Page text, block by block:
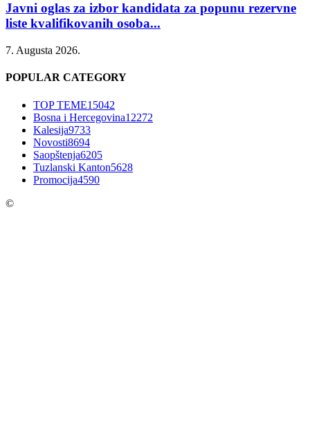
Javni oglas za izbor kandidata za popunu rezervne
liste kvalifikovanih osoba...
7. Augusta 2026.
POPULAR CATEGORY
TOP TEME15042
Bosna i Hercegovina12272
Kalesija9733
Novosti8694
Saopštenja6205
Tuzlanski Kanton5628
Promocija4590
©